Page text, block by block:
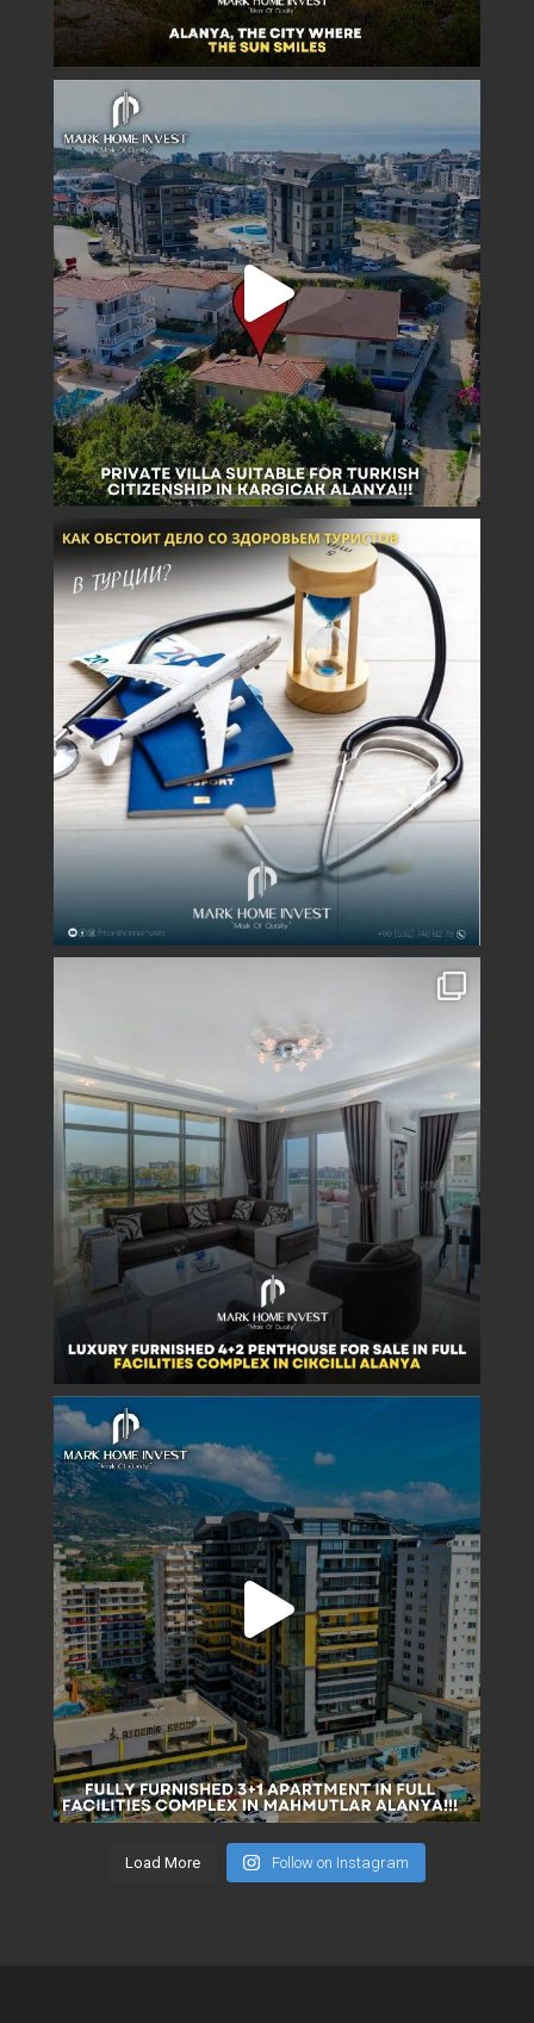
Load More Follow on Instagram